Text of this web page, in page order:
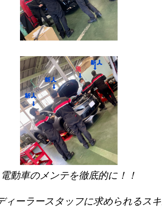
電動車のメンテを徹底的に！！
ィーラースタッフに求められるス